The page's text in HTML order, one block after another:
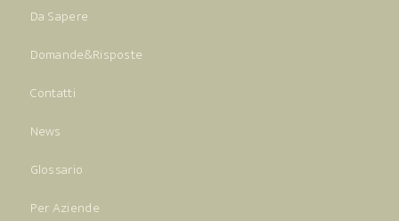
Da Sapere
Domande&Risposte
Contatti
News
Glossario
Per Aziende